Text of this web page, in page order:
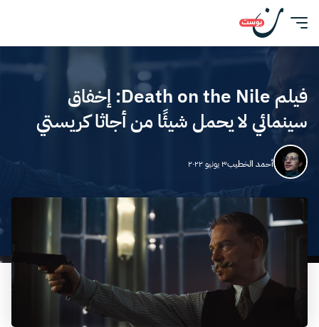
فيلم Death on the Nile: إخفاق
سينمائي لا يحمل شيئًا من أجاثا كريستي
أحمد الخطيب٣ يونيو ٢٠٢٢